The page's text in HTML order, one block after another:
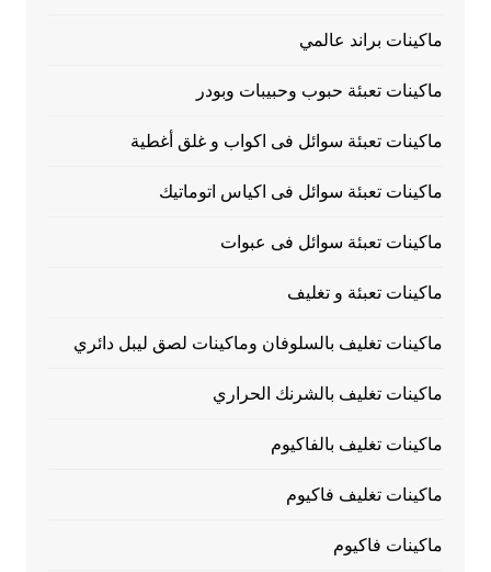
ماكينات براند عالمي
ماكينات تعبئة حبوب وحبيبات وبودر
ماكينات تعبئة سوائل فى اكواب و غلق أغطية
ماكينات تعبئة سوائل فى اكياس اتوماتيك
ماكينات تعبئة سوائل فى عبوات
ماكينات تعبئة و تغليف
ماكينات تغليف بالسلوفان وماكينات لصق ليبل دائري
ماكينات تغليف بالشرنك الحراري
ماكينات تغليف بالفاكيوم
ماكينات تغليف فاكيوم
ماكينات فاكيوم